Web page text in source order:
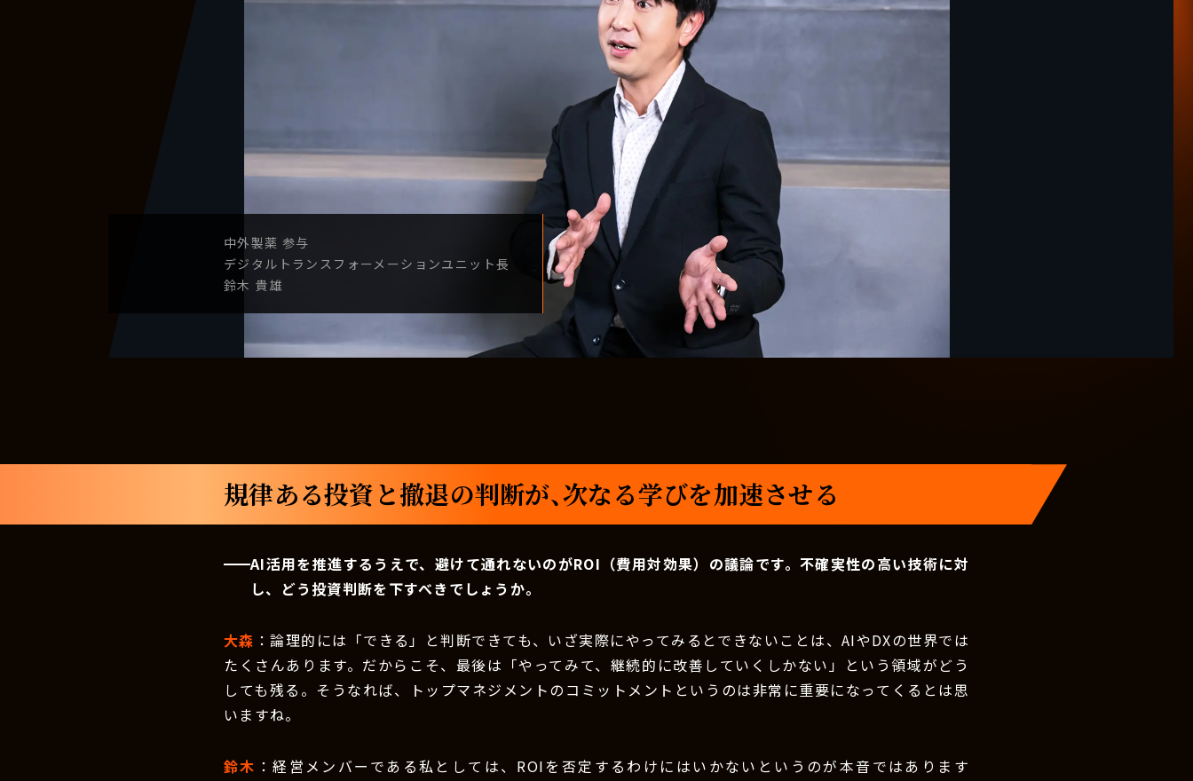
中外製薬 参与
デジタル トランスフォーメーションユニット長
鈴木 貴雄
規律ある投資と撤退の判断が、次なる学びを加速させる
AI活用を推進するうえで、避けて通れないのがROI（費用対効果）の議論です。不確実性の高い技術に対
し、どう投資判断を下すべきでしょうか。
大森 ：論理的には「できる」と判断できても、いざ実際にやってみるとできないことは、AIやDXの世界では
たくさんあります。だからこそ、最後は「やってみて、継続的に改善していくしかない」という領域がどう
しても残る。そうなれば、トップマネジメントのコミットメントというのは非常に重要になってくるとは思
いますね。
鈴木 ：経営メンバーである私としては、ROIを否定するわけにはいかないというのが本音ではあります